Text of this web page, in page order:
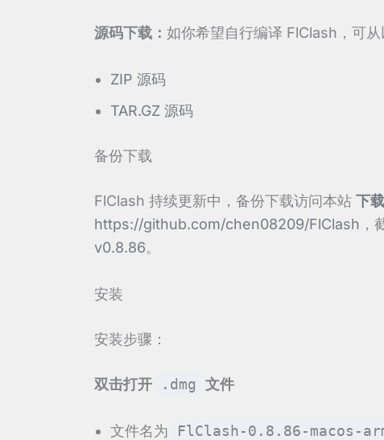
源码下载： 如你希望自行编译 FlClash，可从
ZIP 源码
TAR.GZ 源码
备份下载
FlClash 持续更新中，备份下载访问本站 下
https://github.com/chen08209/FlClash ，
v0.8.86。
安装
安装步骤：
双击打开 .dmg 文件
文件名为 FlClash-0.8.86-macos-